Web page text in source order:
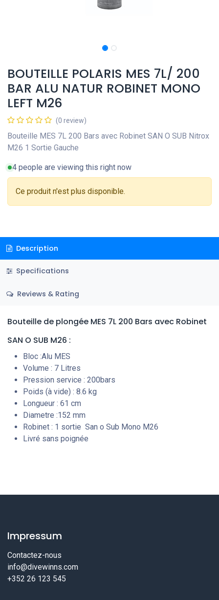
BOUTEILLE POLARIS MES 7L/ 200
BAR ALU NATUR ROBINET MONO
LEFT M26
(0 review)
Bouteille MES 7L 200 Bars avec Robinet SAN O SUB Nitrox
M26 1 Sortie Gauche
4 people are viewing this right now
Ce produit n'est plus disponible.
Description
Specifications
Reviews & Rating
Bouteille de plongée MES 7L 200 Bars avec Robinet
SAN O SUB M26 :
Bloc :Alu MES
Volume : 7 Litres
Pression service : 200bars
Poids (à vide) : 8.6 kg
Longueur : 61 cm
Diametre :152 mm
Robinet : 1 sortie San o Sub Mono M26
Livré sans poignée
Impressum
Contactez-nous
info@divewinns.com
+352 26 123 545